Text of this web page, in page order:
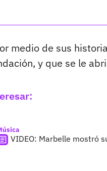
medio de sus
y que se le
VIDEO: Marbelle mostró